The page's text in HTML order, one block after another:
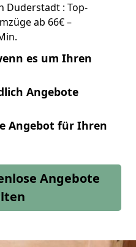
Duderstadt : Top-
ab 66€ –
es um Ihren
Angebote
Angebot für Ihren
Angebote